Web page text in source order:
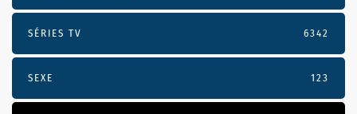
SÉRIES TV 6342
SEXE 123